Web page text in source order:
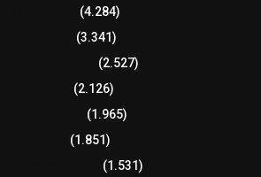
(4.284)
(3.341)
(2.527)
(2.126)
(1.965)
(1.851)
(1.531)